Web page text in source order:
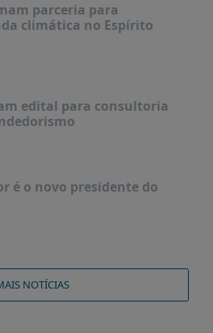
parceria para
climática no Espírito
edital para consultoria
é o novo presidente do
NOTÍCIAS